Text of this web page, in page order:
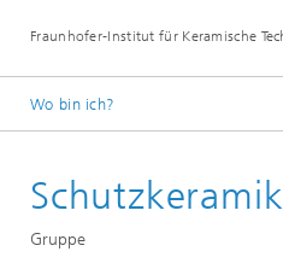
Fraunhofer-Institut für Keramische
Wo bin ich?
Abteilungen
Schutzkeramik
Gruppe